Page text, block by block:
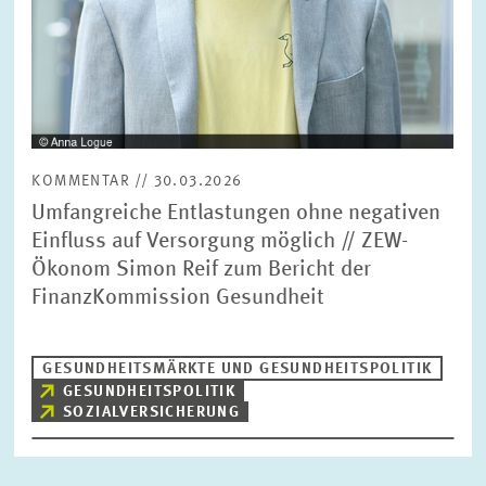
KOMMENTAR // 30.03.2026
Umfangreiche Entlastungen ohne negativen
Einfluss auf Versorgung möglich // ZEW-
Ökonom Simon Reif zum Bericht der
FinanzKommission Gesundheit
GESUNDHEITSMÄRKTE UND GESUNDHEITSPOLITIK
GESUNDHEITSPOLITIK
SOZIALVERSICHERUNG